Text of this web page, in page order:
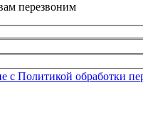
перезвоним
с Политикой обработки